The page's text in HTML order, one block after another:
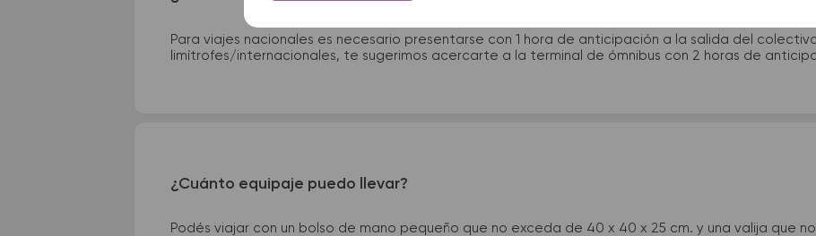
Para viajes nacionales es necesario presentarse con 1 hora de anticipación a la salida del
limítrofes/internacionales, te sugerimos acercarte a la terminal de ómnibus con 2 horas de
¿Cuánto equipaje puedo llevar?
Podés viajar con un bolso de mano pequeño que no exceda de 40 x 40 x 25 cm. y una valija que